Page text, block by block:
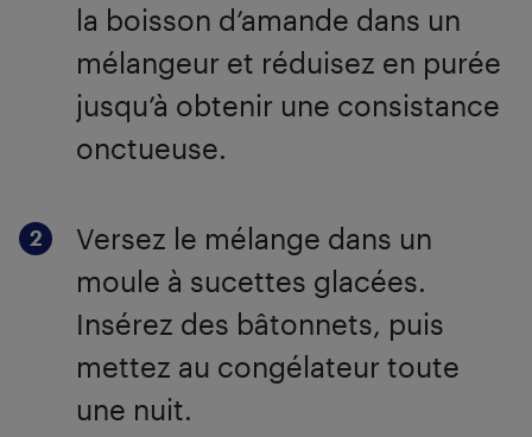
la boisson d’amande dans un
mélangeur et réduisez en purée
jusqu’à obtenir une consistance
onctueuse.
Versez le mélange dans un
moule à sucettes glacées.
Insérez des bâtonnets, puis
mettez au congélateur toute
une nuit.